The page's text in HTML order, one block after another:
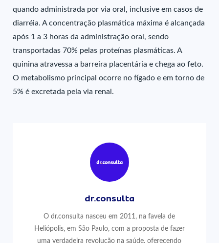
quando administrada por via oral, inclusive em casos de
diarréia. A concentração plasmática máxima é alcançada
após 1 a 3 horas da administração oral, sendo
transportadas 70% pelas proteínas plasmáticas. A
quinina atravessa a barreira placentária e chega ao feto.
O metabolismo principal ocorre no fígado e em torno de
5% é excretada pela via renal.
dr.consulta
O dr.consulta nasceu em 2011, na favela de
Heliópolis, em São Paulo, com a proposta de fazer
uma verdadeira revolução na saúde, oferecendo